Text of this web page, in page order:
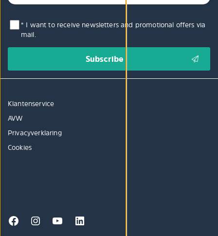
* I want to receive newsletters and promotional offers via
mail.
Klantenservice
AVW
Privacyverklaring
Cookies